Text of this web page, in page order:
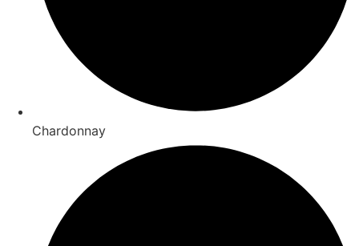
Chardonnay